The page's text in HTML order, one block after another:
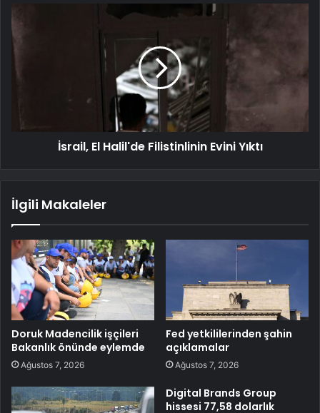
İsrail, El Halil'de Filistinlinin Evini Yıktı
İlgili Makaleler
Doruk Madencilik işçileri
Bakanlık önünde eylemde
Ağustos 7, 2026
Fed yetkililerinden şahin
açıklamalar
Ağustos 7, 2026
Digital Brands Group
hissesi 77,58 dolarlık